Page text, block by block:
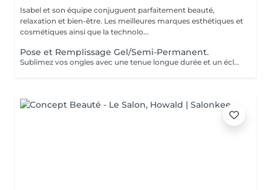
Isabel et son équipe conjuguent parfaitement beauté,
relaxation et bien-être. Les meilleures marques esthétiques et
cosmétiques ainsi que la technolo...
Pose et Remplissage Gel/Semi-Permanent.
Sublimez vos ongles avec une tenue longue durée et un éclat impeccable. Offrez-vous des mains toujours parfaites sans effort !